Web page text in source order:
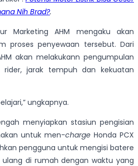
Nih Brad?.
Marketing AHM mengaku akan
proses penyewaan tersebut. Dari
akan melakukann pengumpulan
jarak tempuh dan kekuatan
ungkapnya.
menyiapkan stasiun pengisian
untuk men-charge Honda PCX
pengguna untuk mengisi batere
ulang di rumah dengan waktu yang